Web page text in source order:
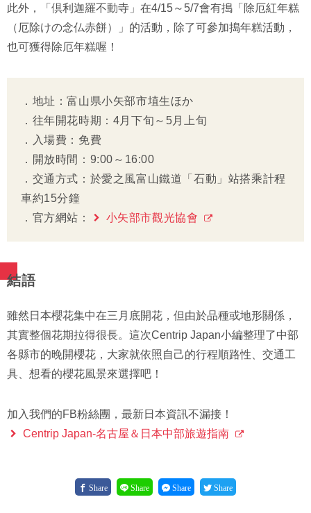
此外，「倶利迦羅不動寺」在4/15～5/7會有搗「除厄紅年糕
（厄除けの念仏赤餅）」的活動，除了可參加搗年糕活動，
也可獲得除厄年糕喔！
．地址：富山県小矢部市埴生ほか
．往年開花時期：4月下旬～5月上旬
．入場費：免費
．開放時間：9:00～16:00
．交通方式：於愛之風富山鐵道「石動」站搭乘計程
車約15分鐘
．官方網站：
小矢部市觀光協會
結語
雖然日本櫻花集中在三月底開花，但由於品種或地形關係，
其實整個花期拉得很長。這次Centrip Japan小編整理了中部
各縣市的晚開櫻花，大家就依照自己的行程順路性、交通工
具、想看的櫻花風景來選擇吧！
加入我們的FB粉絲團，最新日本資訊不漏接！
Centrip Japan-名古屋＆日本中部旅遊指南
Share Share Share Share